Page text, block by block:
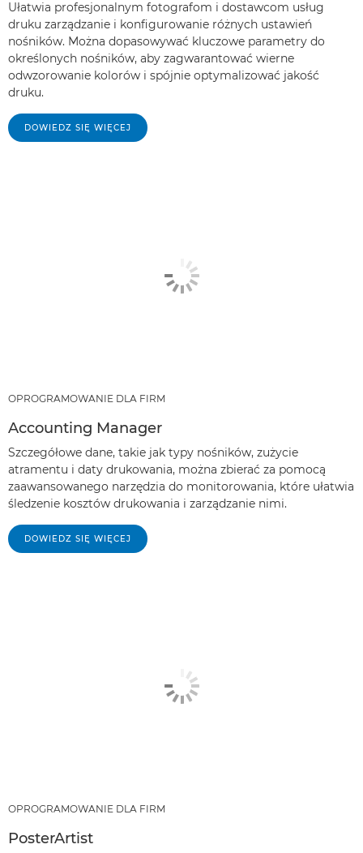
Ułatwia profesjonalnym fotografom i dostawcom usług
druku zarządzanie i konfigurowanie różnych ustawień
nośników. Można dopasowywać kluczowe parametry do
określonych nośników, aby zagwarantować wierne
odwzorowanie kolorów i spójnie optymalizować jakość
druku.
DOWIEDZ SIĘ WIĘCEJ
OPROGRAMOWANIE DLA FIRM
Accounting Manager
Szczegółowe dane, takie jak typy nośników, zużycie
atramentu i daty drukowania, można zbierać za pomocą
zaawansowanego narzędzia do monitorowania, które ułatwia
śledzenie kosztów drukowania i zarządzanie nimi.
DOWIEDZ SIĘ WIĘCEJ
OPROGRAMOWANIE DLA FIRM
PosterArtist